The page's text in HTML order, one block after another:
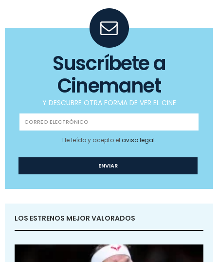
Suscríbete a
Cinemanet
Y DESCUBRE OTRA FORMA DE VER EL CINE
He leído y acepto el aviso legal.
LOS ESTRENOS MEJOR VALORADOS